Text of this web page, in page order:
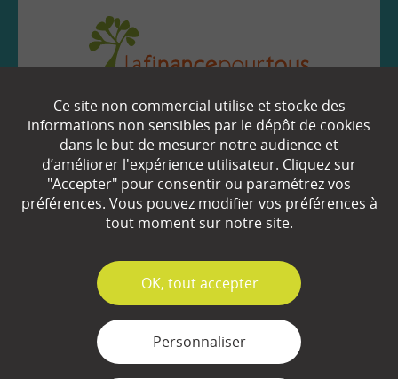
EN SAVOIR
Qui sommes-nous ?
Partenaires
Plan du site
Mentions légales
Ce site non commercial utilise et stocke des
informations non sensibles par le dépôt de cookies
dans le but de mesurer notre audience et
d’améliorer l'expérience utilisateur. Cliquez sur
"Accepter" pour consentir ou paramétrez vos
préférences. Vous pouvez modifier vos préférences à
tout moment sur notre site.
✓
OK, tout accepter
Personnaliser